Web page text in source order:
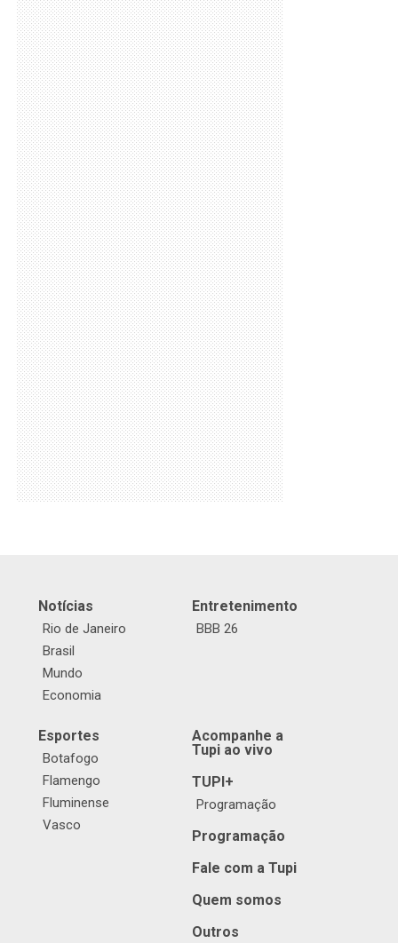
Notícias
Rio de Janeiro
Brasil
Mundo
Economia
Entretenimento
BBB 26
Esportes
Botafogo
Flamengo
Fluminense
Vasco
Acompanhe a
Tupi ao vivo
TUPI+
Programação
Programação
Fale com a Tupi
Quem somos
Outros